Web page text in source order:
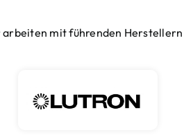
mit führenden Herstellern